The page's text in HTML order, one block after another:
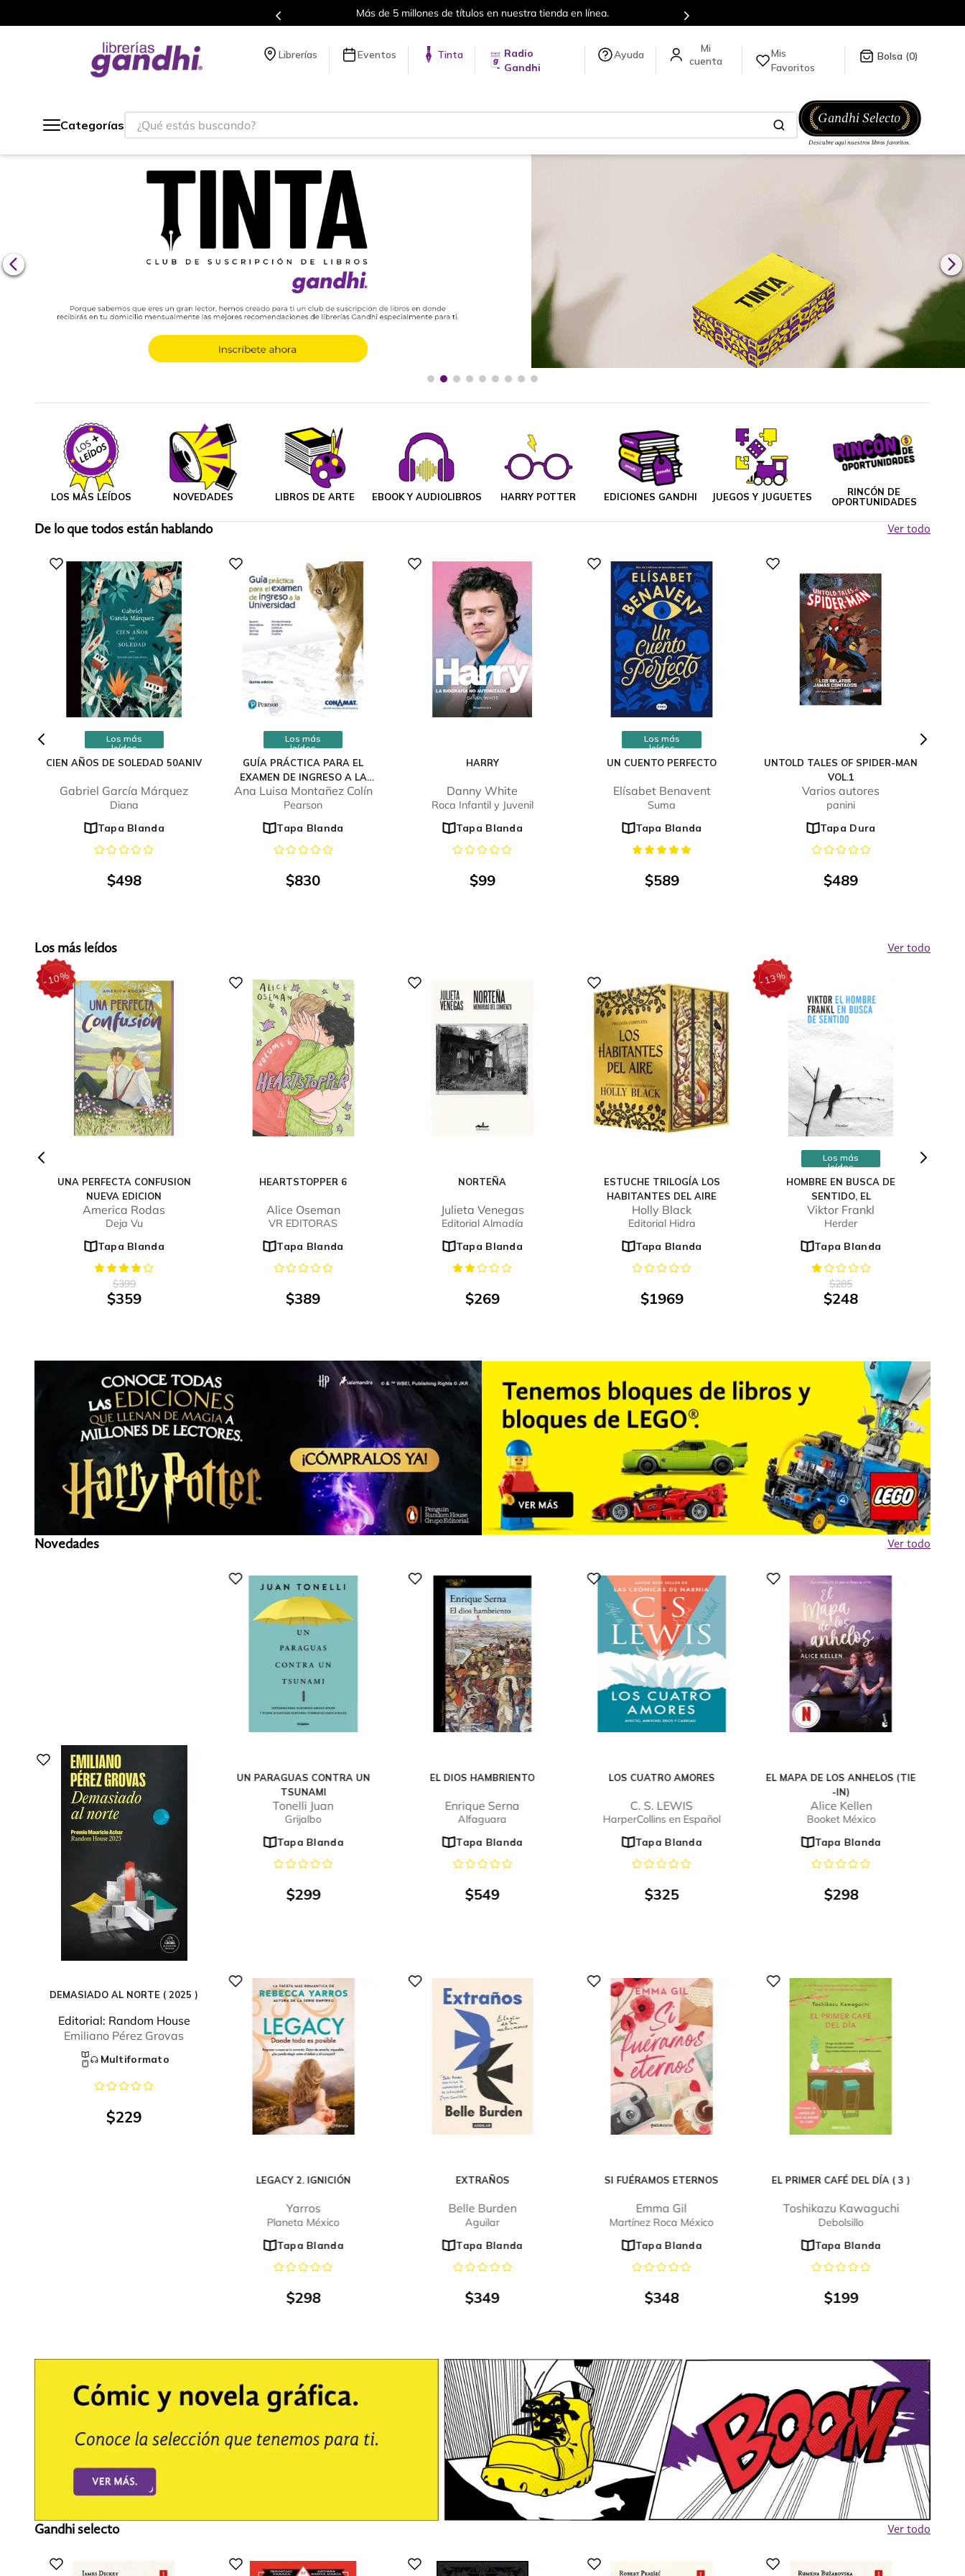
Envíos a todo el mundo, para más información da clickaquí
Librerías Eventos Tinta
Radio
Gandhi
Ayuda
Mis
Favoritos
0
Categorías
¿Qué estás buscando?
LOS MÁS LEÍDOS NOVEDADES LIBROS DE ARTE EBOOK Y AUDIOLIBROS HARRY POTTER EDICIONES GANDHI JUEGOS Y JUGUETES
RINCÓN DE
OPORTUNIDADES
De lo que todos están hablando Ver todo
Los más
leídos
CIEN AÑOS DE SOLEDAD 50ANIV
Gabriel García Márquez
Diana
Tapa Blanda
$498
Los más
leídos
GUÍA PRÁCTICA PARA EL
EXAMEN DE INGRESO A LA
UNIVERSIDAD
Ana Luisa Montañez Colín
Pearson
Tapa Blanda
$830
HARRY
Danny White
Roca Infantil y Juvenil
Tapa Blanda
$99
Los más
leídos
UN CUENTO PERFECTO
Elísabet Benavent
Suma
Tapa Blanda
$589
UNTOLD TALES OF SPIDER-MAN
VOL.1
Varios autores
panini
Tapa Dura
$489
Los más leídos Ver todo
UNA PERFECTA CONFUSION
NUEVA EDICION
America Rodas
Deja Vu
Tapa Blanda
-10%
$399
$359
HEARTSTOPPER 6
Alice Oseman
VR EDITORAS
Tapa Blanda
$389
NORTEÑA
Julieta Venegas
Editorial Almadía
Tapa Blanda
$269
ESTUCHE TRILOGÍA LOS
HABITANTES DEL AIRE
Holly Black
Editorial Hidra
Tapa Blanda
$1969
Los más
leídos
HOMBRE EN BUSCA DE
SENTIDO, EL
Viktor Frankl
Herder
Tapa Blanda
-13%
$285
$248
Novedades Ver todo
DEMASIADO AL NORTE ( 2025 )
Editorial: Random House
Emiliano Pérez Grovas
Multiformato
$229
UN PARAGUAS CONTRA UN
TSUNAMI
Tonelli Juan
Grijalbo
Tapa Blanda
$299
EL DIOS HAMBRIENTO
Enrique Serna
Alfaguara
Tapa Blanda
$549
LOS CUATRO AMORES
C. S. LEWIS
HarperCollins en Español
Tapa Blanda
$325
EL MAPA DE LOS ANHELOS (TIE
-IN)
Alice Kellen
Booket México
Tapa Blanda
$298
LEGACY 2. IGNICIÓN
Yarros
Planeta México
Tapa Blanda
$298
EXTRAÑOS
Belle Burden
Aguilar
Tapa Blanda
$349
SI FUÉRAMOS ETERNOS
Emma Gil
Martínez Roca México
Tapa Blanda
$348
EL PRIMER CAFÉ DEL DÍA ( 3 )
Toshikazu Kawaguchi
Debolsillo
Tapa Blanda
$199
Gandhi selecto Ver todo